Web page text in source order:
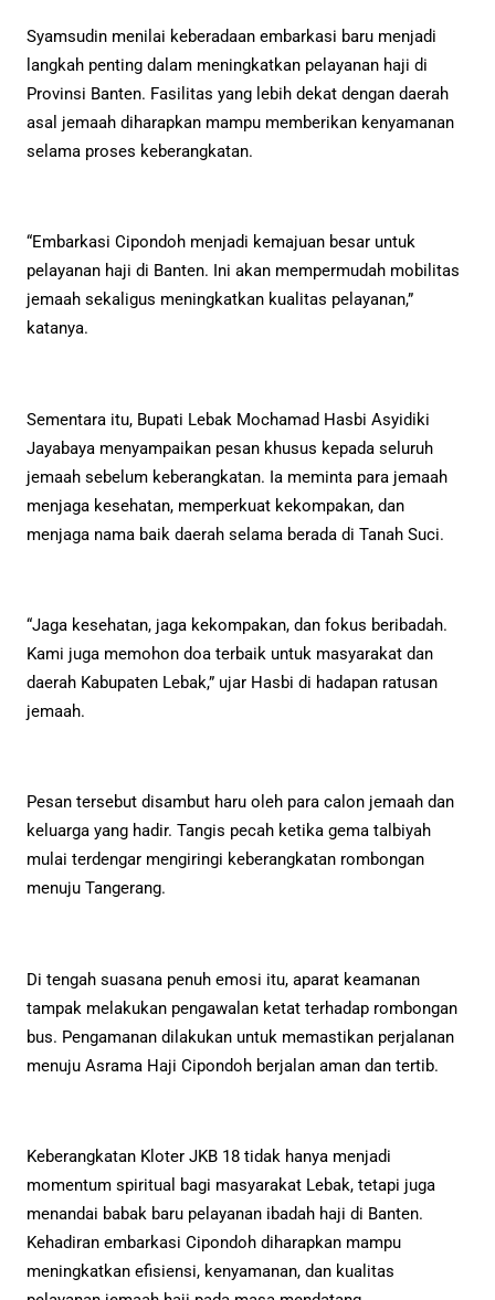
Syamsudin menilai keberadaan embarkasi baru menjadi
langkah penting dalam meningkatkan pelayanan haji di
Provinsi Banten. Fasilitas yang lebih dekat dengan daerah
asal jemaah diharapkan mampu memberikan kenyamanan
selama proses keberangkatan.
“Embarkasi Cipondoh menjadi kemajuan besar untuk
pelayanan haji di Banten. Ini akan mempermudah mobilitas
jemaah sekaligus meningkatkan kualitas pelayanan,”
katanya.
Sementara itu, Bupati Lebak Mochamad Hasbi Asyidiki
Jayabaya menyampaikan pesan khusus kepada seluruh
jemaah sebelum keberangkatan. Ia meminta para jemaah
menjaga kesehatan, memperkuat kekompakan, dan
menjaga nama baik daerah selama berada di Tanah Suci.
“Jaga kesehatan, jaga kekompakan, dan fokus beribadah.
Kami juga memohon doa terbaik untuk masyarakat dan
daerah Kabupaten Lebak,” ujar Hasbi di hadapan ratusan
jemaah.
Pesan tersebut disambut haru oleh para calon jemaah dan
keluarga yang hadir. Tangis pecah ketika gema talbiyah
mulai terdengar mengiringi keberangkatan rombongan
menuju Tangerang.
Di tengah suasana penuh emosi itu, aparat keamanan
tampak melakukan pengawalan ketat terhadap rombongan
bus. Pengamanan dilakukan untuk memastikan perjalanan
menuju Asrama Haji Cipondoh berjalan aman dan tertib.
Keberangkatan Kloter JKB 18 tidak hanya menjadi
momentum spiritual bagi masyarakat Lebak, tetapi juga
menandai babak baru pelayanan ibadah haji di Banten.
Kehadiran embarkasi Cipondoh diharapkan mampu
meningkatkan efisiensi, kenyamanan, dan kualitas